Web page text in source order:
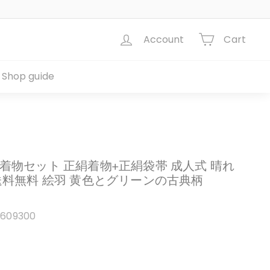
Account Cart
Shop guide
物セット 正絹着物+正絹袋帯 成人式 晴れ
無料 絵羽 黄色とグリーンの古典柄